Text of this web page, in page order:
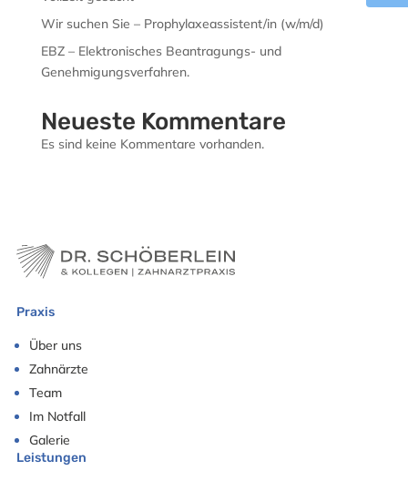
Wir suchen Sie – Prophylaxeassistent/in (w/m/d)
EBZ – Elektronisches Beantragungs- und
Genehmigungsverfahren.
Neueste Kommentare
Es sind keine Kommentare vorhanden.
Praxis
Über uns
Zahnärzte
Team
Im Notfall
Galerie
Leistungen